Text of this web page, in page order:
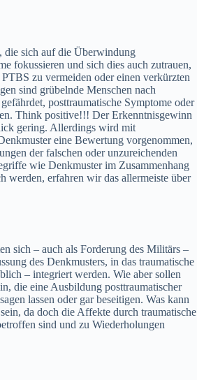
die sich auf die Überwindung
fokussieren und sich dies auch zutrauen,
PTBS zu vermeiden oder einen verkürzten
sind grübelnde Menschen nach
posttraumatische Symptome oder
Think positive!!! Der Erkenntnisgewinn
gering. Allerdings wird mit
eine Bewertung vorgenommen,
der falschen oder unzureichenden
wie Denkmuster im Zusammenhang
werden, erfahren wir das allermeiste über
sich – auch als Forderung des Militärs –
des Denkmusters, in das traumatische
– integriert werden. Wie aber sollen
die eine Ausbildung posttraumatischer
lassen oder gar beseitigen. Was kann
da doch die Affekte durch traumatische
sind und zu Wiederholungen